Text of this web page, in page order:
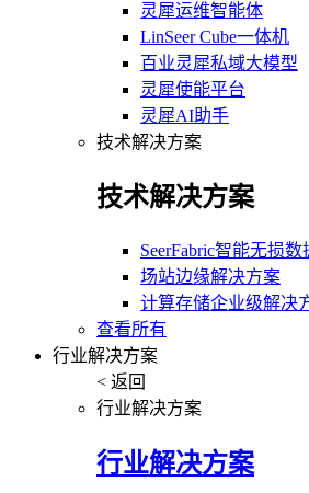
灵犀运维智能体
LinSeer Cube一体机
百业灵犀私域大模型
灵犀使能平台
灵犀AI助手
技术解决方案
技术解决方案
SeerFabric智能无损
场站边缘解决方案
计算存储企业级解决
查看所有
行业解决方案
< 返回
行业解决方案
行业解决方案